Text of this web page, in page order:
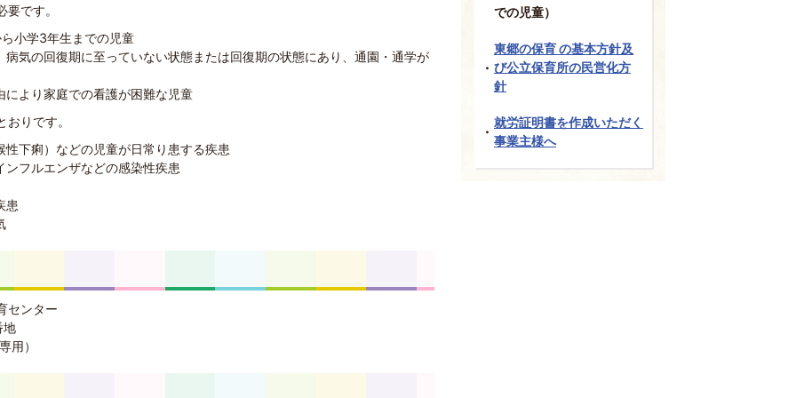
です。
小学3年生までの児童
病気の回復期に至っていない状態または回復期の状態にあり、通園・通学が
により家庭での看護が困難な児童
りです。
性下痢）などの児童が日常り患する疾患
ンフルエンザなどの感染性疾患
患
センター
地
用）
での児童）
東郷の保育 の基本方針及
び公立保育所の民営化方
針
就労証明書を作成いただく
事業主様へ